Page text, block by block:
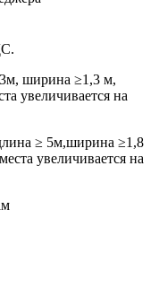
3м, ширина ≥1,3 м,
увеличивается на
≥ 5м,ширина ≥1,8
увеличивается на